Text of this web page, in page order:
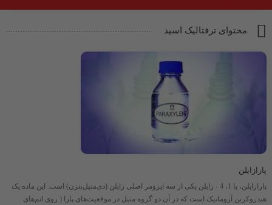
محتوای ترفتالیک اسید
پارازایلن
پارازایلن، یا 1، 4 - زایلن یکی از سه ایزومر اصلی زایلن (دی‌متیل‌بنزن) است. این ماده یک
هیدروکربن آروماتیک است که در آن دو گروه متیل در موقعیت‌های پارا ( روی اتم‌های